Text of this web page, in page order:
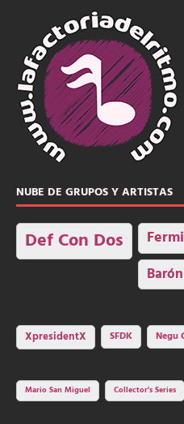
NUBE DE GRUPOS Y ARTISTAS
Def Con Dos
XpresidentX SFDK Negu
Mario San Miguel
Collector's Series